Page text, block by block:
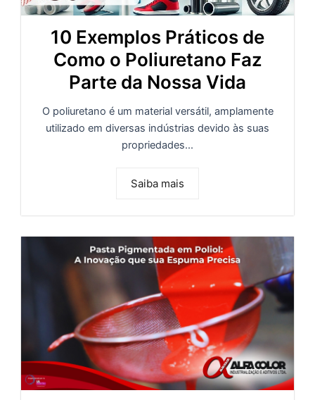
10 Exemplos Práticos de
Como o Poliuretano Faz
Parte da Nossa Vida
O poliuretano é um material versátil, amplamente
utilizado em diversas indústrias devido às suas
propriedades...
Saiba mais